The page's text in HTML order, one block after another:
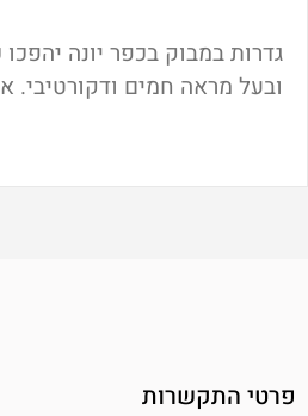
גדרות במבוק בכפר יונה
ובעל מראה חמים ודקורטיבי.
זאת בעצמך? מה המחיר של
ניתן לשלב במבוקים בעיצובים
פרטי התקשרות